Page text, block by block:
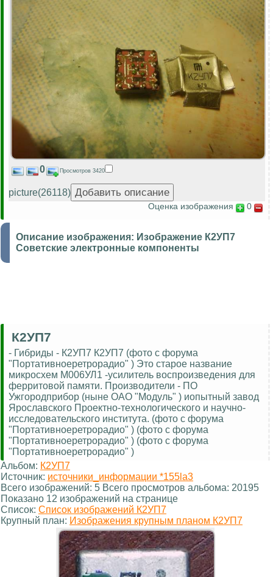
0 Просмотров 3420
picture(26118)
Оценка изображения 0
Описание изображения: Изображение К2УП7
Советские электронные компоненты
К2УП7
- Гибриды - К2УП7 К2УП7 (фото с форума
"Портативноеретрорадио" ) Это старое название
микросхем М006УЛ1 -усилитель воспроизведения для
ферритовой памяти. Производители - ПО
Ужгородприбор (ныне ОАО "Модуль" ) иопытный завод
Ярославского Проектно-технологического и научно-
исследовательского института. (фото с форума
"Портативноеретрорадио" ) (фото с форума
"Портативноеретрорадио" ) (фото с форума
"Портативноеретрорадио" )
Альбом: К2УП7
Источник: источники_информации *155la3
Всего изображений: 5 Всего просмотров альбома: 20195
Показано 12 изображений на странице
Список: Список изображений К2УП7
Крупный план: Изображения крупным планом К2УП7